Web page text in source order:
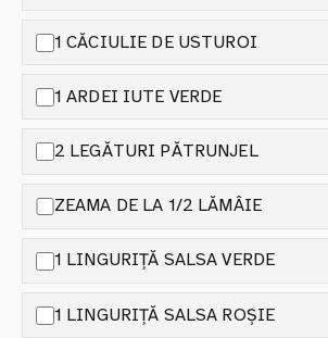
1 CĂCIULIE DE USTUROI
1 ARDEI IUTE VERDE
2 LEGĂTURI PĂTRUNJEL
ZEAMA DE LA 1/2 LĂMÂIE
1 LINGURIȚĂ SALSA VERDE
1 LINGURIȚĂ SALSA ROȘIE